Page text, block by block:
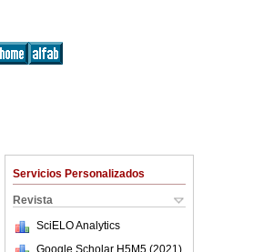
Servicios Personalizados
Revista
SciELO Analytics
Google Scholar H5M5 (2021 )